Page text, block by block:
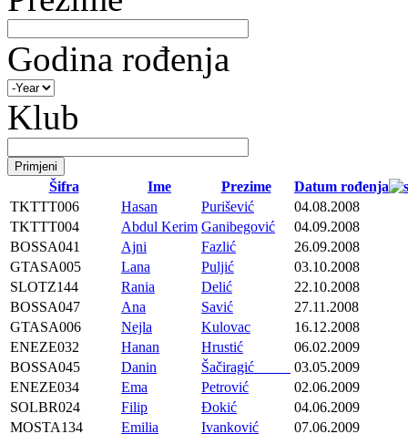
Godina rođenja
Klub
Šifra Ime Prezime
Datum rođenja
TKTTT006
Hasan Purišević
04.08.2008
TKTTT004
Abdul Kerim Ganibegović
04.09.2008
BOSSA041
Ajni Fazlić
26.09.2008
GTASA005
Lana Puljić
03.10.2008
SLOTZ144
Rania Delić
22.10.2008
BOSSA047
Ana Savić
27.11.2008
GTASA006
Nejla Kulovac
16.12.2008
ENEZE032
Hanan Hrustić
06.02.2009
BOSSA045
Danin Šačiragić
03.05.2009
ENEZE034
Ema Petrović
02.06.2009
SOLBR024
Filip Đokić
04.06.2009
MOSTA134
Emilia Ivanković
07.06.2009